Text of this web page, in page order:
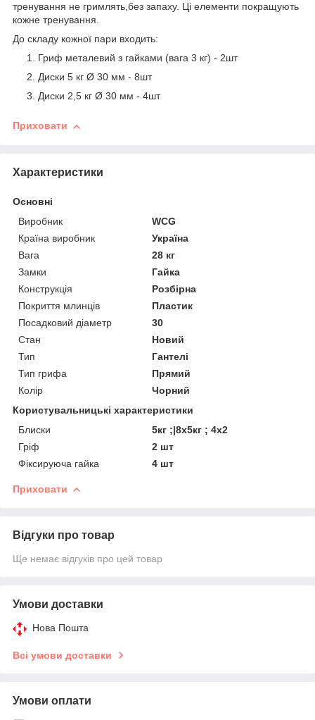
тренування не гримлять,без запаху. Ці елементи покращують
кожне тренування.
До складу кожної пари входить:
Гриф металевий з гайками (вага 3 кг) - 2шт
Диски 5 кг Ø 30 мм - 8шт
Диски 2,5 кг Ø 30 мм - 4шт
Приховати
Характеристики
Основні
Виробник
WCG
Країна виробник
Україна
Вага
28 кг
Замки
Гайка
Конструкція
Розбірна
Покриття млинців
Пластик
Посадковий діаметр
30
Стан
Новий
Тип
Гантелі
Тип грифа
Прямий
Колір
Чорний
Користувальницькі характеристики
Блиски
5кг ;|8х5кг ; 4х2
Гріф
2 шт
Фіксируюча гайка
4 шт
Приховати
Відгуки про товар
Ще немає відгуків про цей товар
Умови доставки
Нова Пошта
Всі умови доставки
Умови оплати